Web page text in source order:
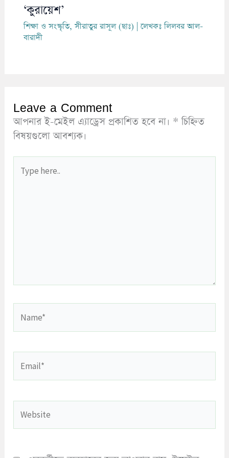
‘কুরায়েশ’
শিক্ষা ও সংস্কৃতি,সীরাতুর রাসূল (ছাঃ) | লেখকঃলিলবর আল-
বারাদী
Leave a Comment
আপনার ই-মেইল এ্যাড্রেস প্রকাশিত হবে না। * চিহ্নিত
বিষয়গুলো আবশ্যক।
here..